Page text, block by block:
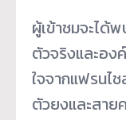
ผู้เข้าชมจะได้
ตัวจริงและอง
ใจจากแฟรนไ
ตัวยงและสาย